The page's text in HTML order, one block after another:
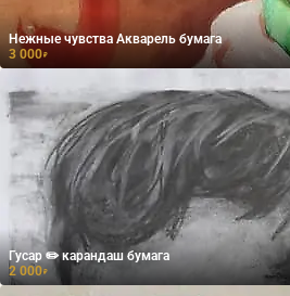
Нежные чувства Акварель бумага
3 000₽
Гусар ✏️ карандаш бумага
2 000₽